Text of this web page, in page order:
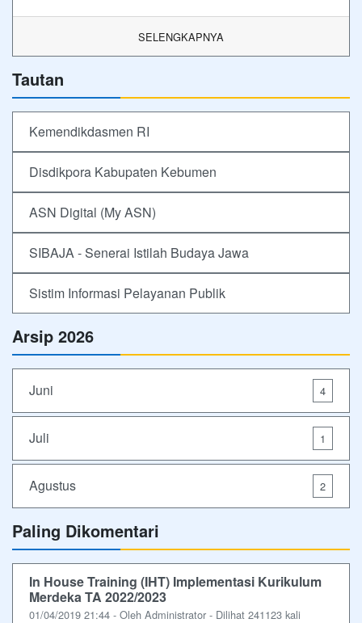
SELENGKAPNYA
Tautan
Kemendikdasmen RI
Disdikpora Kabupaten Kebumen
ASN Digital (My ASN)
SIBAJA - Senerai Istilah Budaya Jawa
Sistim Informasi Pelayanan Publik
Arsip 2026
Juni 4
Juli 1
Agustus 2
Paling Dikomentari
In House Training (IHT) Implementasi Kurikulum
Merdeka TA 2022/2023
01/04/2019 21:44 - Oleh Administrator - Dilihat 241123 kali